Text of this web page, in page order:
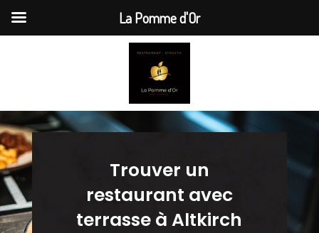
Trouver un
restaurant avec
terrasse à Altkirch
La Pomme d'Or